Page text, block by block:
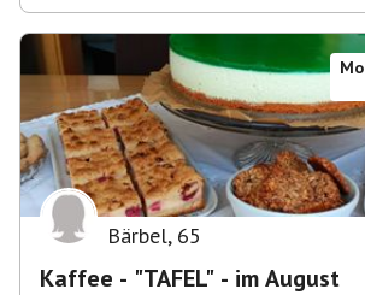
Bärbel, 65
Kaffee - "TAFEL" - im August